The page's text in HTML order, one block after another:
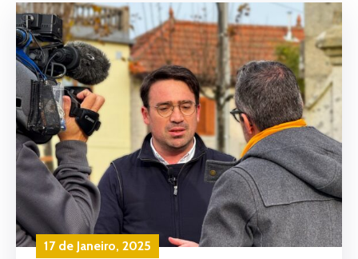
17 de Janeiro, 2025